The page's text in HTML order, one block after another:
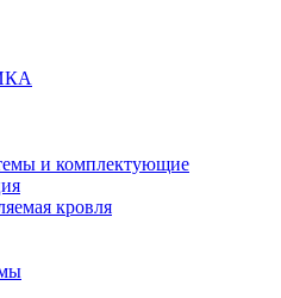
и комплектующие
кровля